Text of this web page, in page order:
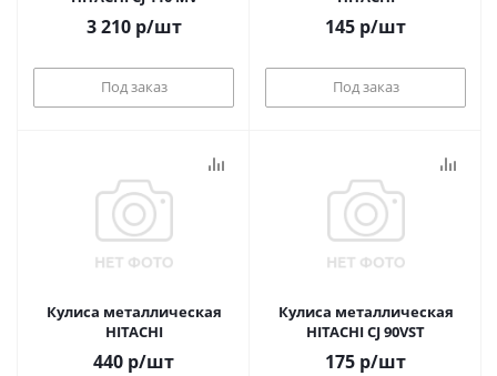
3 210р/шт
Под заказ
145 р/шт
Под заказ
Кулиса металлическая
HITACHI
440 р/шт
Кулиса металлическая
HITACHI CJ 90VST
175 р/шт